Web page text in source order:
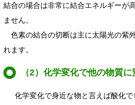
結合の場合は非常に結合エネルギーが
ません。
色素の結合の切断は主に太陽光の紫
れます。
（2）化学変化で他の物質
化学変化で身近な物と言えば酸化で